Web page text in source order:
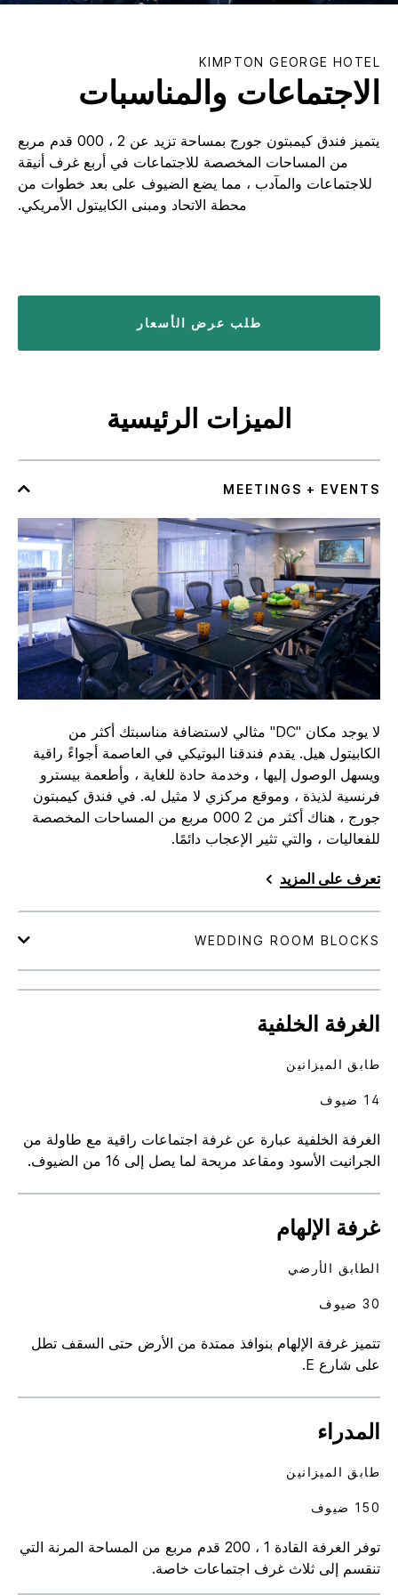
KIMPTON GEORGE HOTEL
الاجتماعات والمناسبات
يتميز فندق كيمبتون جورج بمساحة تزيد عن 2 ، 000 قدم مربع
من المساحات المخصصة للاجتماعات في أربع غرف أنيقة
للاجتماعات والمآدب ، مما يضع الضيوف على بعد خطوات من
محطة الاتحاد ومبنى الكابيتول الأمريكي.
طلب عرض الأسعار
الميزات الرئيسية
لا يوجد مكان "DC" مثالي لاستضافة مناسبتك أكثر من
الكابيتول هيل. يقدم فندقنا البوتيكي في العاصمة أجواءً راقية
ويسهل الوصول إليها ، وخدمة حادة للغاية ، وأطعمة بيسترو
فرنسية لذيذة ، وموقع مركزي لا مثيل له. في فندق كيمبتون
جورج ، هناك أكثر من 2 000 مربع من المساحات المخصصة
للفعاليات ، والتي تثير الإعجاب دائمًا.
تعرف على المزيد
الغرفة الخلفية
الغرفة الخلفية عبارة عن غرفة اجتماعات راقية مع طاولة من
الجرانيت الأسود ومقاعد مريحة لما يصل إلى 16 من الضيوف.
طابق الميزانين
14 ضيوف
غرفة الإلهام
تتميز غرفة الإلهام بنوافذ ممتدة من الأرض حتى السقف تطل
على شارع E.
الطابق الأرضي
30 ضيوف
المدراء
توفر الغرفة القادة 1 ، 200 قدم مربع من المساحة المرنة التي
تنقسم إلى ثلاث غرف اجتماعات خاصة.
طابق الميزانين
150 ضيوف